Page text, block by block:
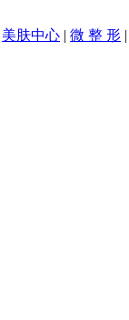
美肤中心 | 微 整 形